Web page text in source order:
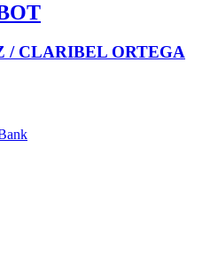
/ CLARIBEL ORTEGA